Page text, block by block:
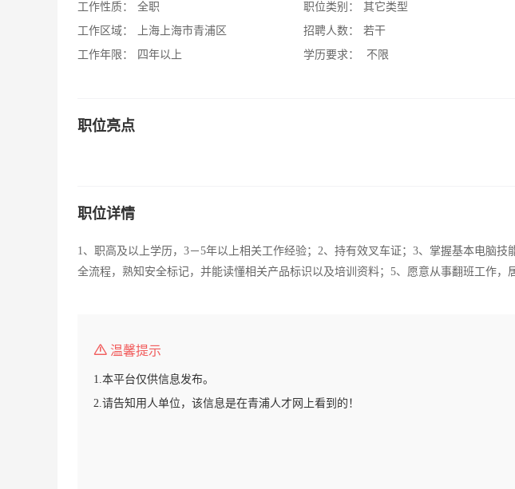
工作性质：
全职
工作区域：
上海上海市青浦区
工作年限：
四年以上
职位类别：
其它类型
招聘人数：
若干
学历要求：
不限
职位亮点
职位详情
1、职高及以上学历，3－5年以上相关工作经验；2、持有效叉车证；3、掌握基本电脑技
全流程，熟知安全标记，并能读懂相关产品标识以及培训资料；5、愿意从事翻班工作，
温馨提示
1.本平台仅供信息发布。
2.请告知用人单位，该信息是在青浦人才网上看到的！